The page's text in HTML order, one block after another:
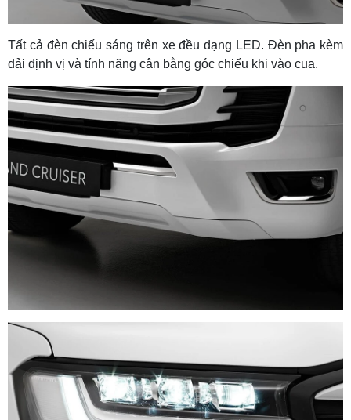
Tất cả đèn chiếu sáng trên xe đều dạng LED. Đèn pha kèm
dải định vị và tính năng cân bằng góc chiếu khi vào cua.